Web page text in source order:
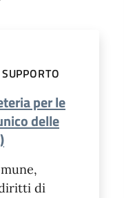
per le
delle
di